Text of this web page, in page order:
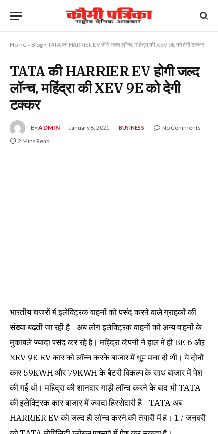
Home » Blog » TATA की HARRIER EV होगी जल्द लॉन्च, महिंद्रा की XEV 9E को देगी टक्कर
TATA की HARRIER EV होगी जल्द
लॉन्च, महिंद्रा की XEV 9E को देगी
टक्कर
ByADMIN January 8, 2025 BUSINESS
No Comments
2 Mins Read
भारतीय बाजरों में इलेक्ट्रिक वाहनों को पसंद करने वाले ग्राहकों की
संख्या बढ़ती जा रही है। अब लोग इलेक्ट्रिक वाहनों को अन्य वाहनों के
मुकाबले ज्यादा पसंद कर रहे है। महिंद्रा कंपनी ने हाल में ही BE 6 औऱ
XEV 9E EV कार को लॉन्च करके बाजार में धूम मचा दी थी। ये दोनों
कार 59KWH और 79KWH के बैटरी विकल्प के साथ बाजार में पेश
की गई थी। महिंद्रा की शानदार गाड़ी लॉन्च करने के बाद भी TATA
की इलेक्ट्रिक कार बाजार में ज्यादा हिस्सेदारी है। TATA अब
HARRIER EV को जल्द ही लॉन्च करने की तैयारी में है। 17 जनवरी